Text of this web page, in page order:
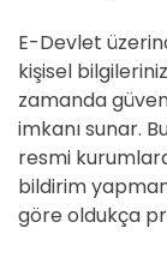
E-Devlet
kişisel
zamanda
imkanı sunar.
resmi
bildirim
göre oldukça